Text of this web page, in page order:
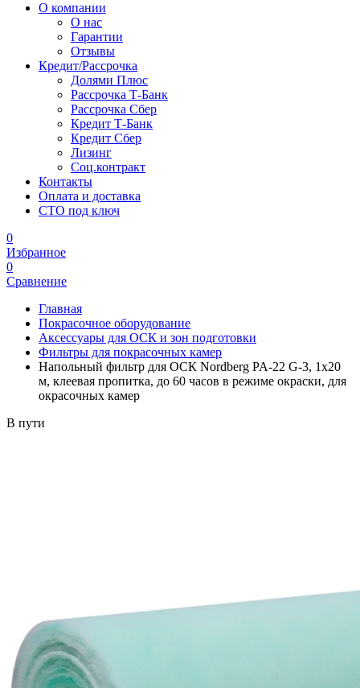
О компании
О нас
Гарантии
Отзывы
Кредит/Рассрочка
Долями Плюс
Рассрочка Т-Банк
Рассрочка Сбер
Кредит Т-Банк
Кредит Сбер
Лизинг
Соц.контракт
Контакты
Оплата и доставка
СТО под ключ
0
Избранное
0
Сравнение
Главная
Покрасочное оборудование
Аксессуары для ОСК и зон подготовки
Фильтры для покрасочных камер
Напольный фильтр для ОСК Nordberg PA-22 G-3, 1х20
м, клеевая пропитка, до 60 часов в режиме окраски, для
окрасочных камер
В пути